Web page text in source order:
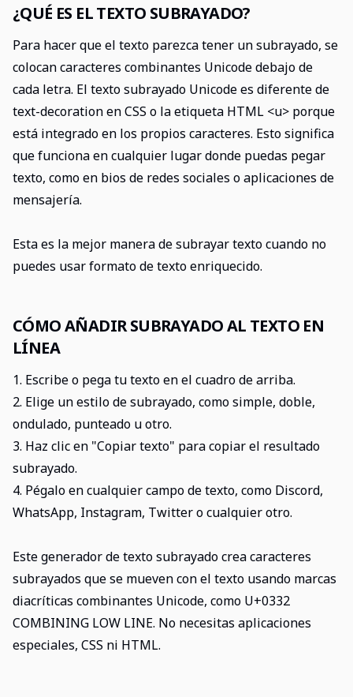
¿QUÉ ES EL TEXTO SUBRAYADO?
Para hacer que el texto parezca tener un subrayado, se
colocan caracteres combinantes Unicode debajo de
cada letra. El texto subrayado Unicode es diferente de
text-decoration en CSS o la etiqueta HTML <u> porque
está integrado en los propios caracteres. Esto significa
que funciona en cualquier lugar donde puedas pegar
texto, como en bios de redes sociales o aplicaciones de
mensajería.
Esta es la mejor manera de subrayar texto cuando no
puedes usar formato de texto enriquecido.
CÓMO AÑADIR SUBRAYADO AL TEXTO EN
LÍNEA
1. Escribe o pega tu texto en el cuadro de arriba.
2. Elige un estilo de subrayado, como simple, doble,
ondulado, punteado u otro.
3. Haz clic en "Copiar texto" para copiar el resultado
subrayado.
4. Pégalo en cualquier campo de texto, como Discord,
WhatsApp, Instagram, Twitter o cualquier otro.
Este generador de texto subrayado crea caracteres
subrayados que se mueven con el texto usando marcas
diacríticas combinantes Unicode, como U+0332
COMBINING LOW LINE. No necesitas aplicaciones
especiales, CSS ni HTML.